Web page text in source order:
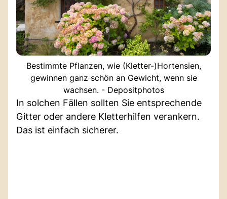
Bestimmte Pflanzen, wie (Kletter-)Hortensien,
gewinnen ganz schön an Gewicht, wenn sie
wachsen. - Depositphotos
In solchen Fällen sollten Sie entsprechende
Gitter oder andere Kletterhilfen verankern.
Das ist einfach sicherer.